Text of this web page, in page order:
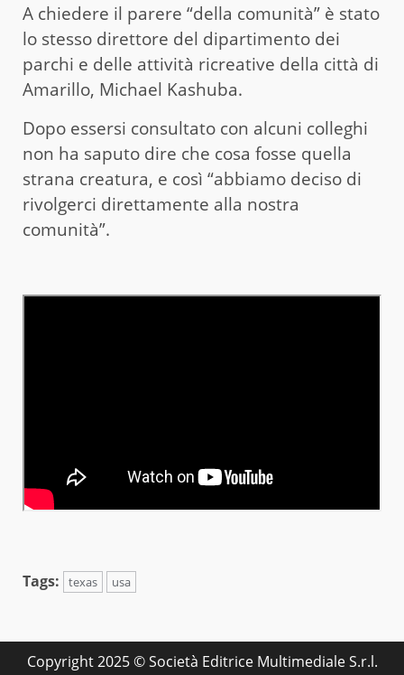
A chiedere il parere “della comunità” è stato
lo stesso direttore del dipartimento dei
parchi e delle attività ricreative della città di
Amarillo, Michael Kashuba.
Dopo essersi consultato con alcuni colleghi
non ha saputo dire che cosa fosse quella
strana creatura, e così “abbiamo deciso di
rivolgerci direttamente alla nostra
comunità”.
Tags: texas usa
Copyright 2025 © Società Editrice Multimediale S.r.l.